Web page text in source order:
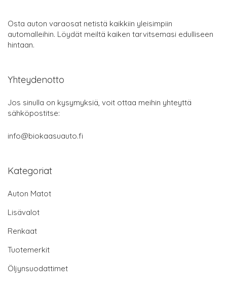
Osta auton varaosat netistä kaikkiin yleisimpiin
automalleihin. Löydät meiltä kaiken tarvitsemasi edulliseen
hintaan.
Yhteydenotto
Jos sinulla on kysymyksiä, voit ottaa meihin yhteyttä
sähköpostitse:
info@biokaasuauto.fi
Kategoriat
Auton Matot
Lisävalot
Renkaat
Tuotemerkit
Öljynsuodattimet